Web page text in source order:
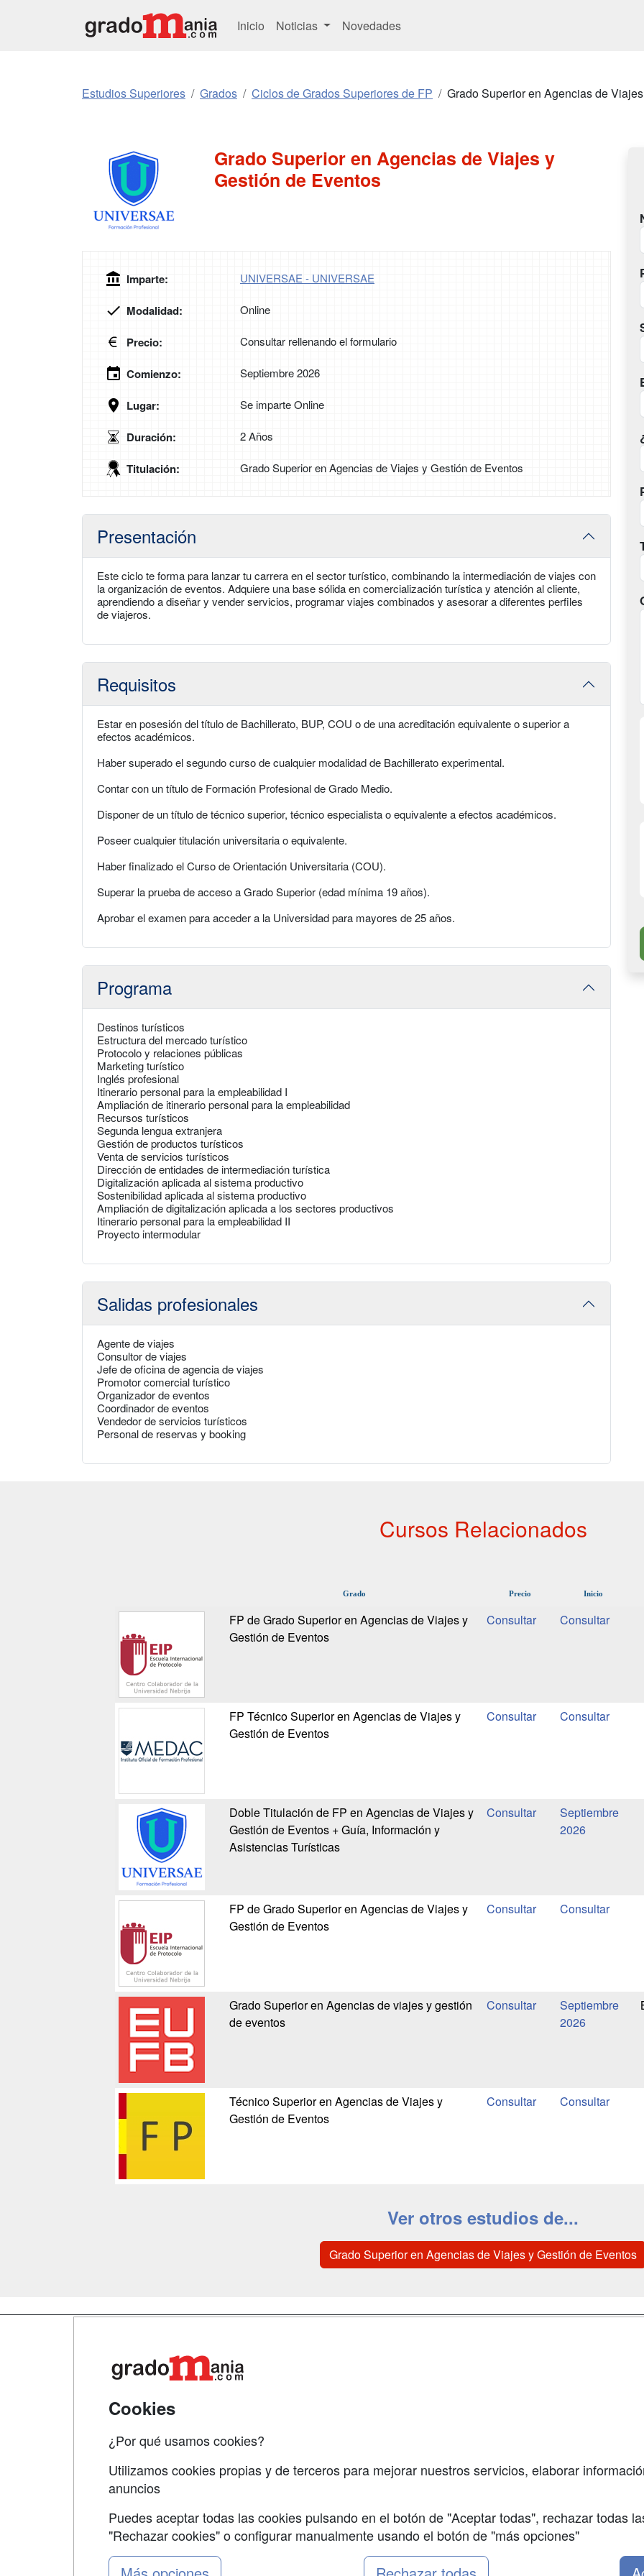
Inicio Noticias Novedades
Estudios Superiores Grados Ciclos de Grados Superiores de FP Grado Superior en Agencias de
Grado Superior en Agencias de Viajes y
Gestión de Eventos
Imparte: UNIVERSAE - UNIVERSAE
Modalidad: Online
Precio: Consultar rellenando el formulario
Comienzo: Septiembre 2026
Lugar: Se imparte Online
Duración: 2 Años
Titulación: Grado Superior en Agencias de Viajes y Gestión de Eventos
Presentación
Este ciclo te forma para lanzar tu carrera en el sector turístico, combinando la intermediación de viajes con
la organización de eventos. Adquiere una base sólida en comercialización turística y atención al cliente,
aprendiendo a diseñar y vender servicios, programar viajes combinados y asesorar a diferentes perfiles
de viajeros.
Requisitos
Estar en posesión del título de Bachillerato, BUP, COU o de una acreditación equivalente o superior a
efectos académicos.
Haber superado el segundo curso de cualquier modalidad de Bachillerato experimental.
Contar con un título de Formación Profesional de Grado Medio.
Disponer de un título de técnico superior, técnico especialista o equivalente a efectos académicos.
Poseer cualquier titulación universitaria o equivalente.
Haber finalizado el Curso de Orientación Universitaria (COU).
Superar la prueba de acceso a Grado Superior (edad mínima 19 años).
Aprobar el examen para acceder a la Universidad para mayores de 25 años.
Programa
Destinos turísticos
Estructura del mercado turístico
Protocolo y relaciones públicas
Marketing turístico
Inglés profesional
Itinerario personal para la empleabilidad I
Ampliación de itinerario personal para la empleabilidad
Recursos turísticos
Segunda lengua extranjera
Gestión de productos turísticos
Venta de servicios turísticos
Dirección de entidades de intermediación turística
Digitalización aplicada al sistema productivo
Sostenibilidad aplicada al sistema productivo
Ampliación de digitalización aplicada a los sectores productivos
Itinerario personal para la empleabilidad II
Proyecto intermodular
Salidas profesionales
Agente de viajes
Consultor de viajes
Jefe de oficina de agencia de viajes
Promotor comercial turístico
Organizador de eventos
Coordinador de eventos
Vendedor de servicios turísticos
Personal de reservas y booking
Cursos Relacionados
Grado Precio Inicio
FP de Grado Superior en Agencias de Viajes y
Gestión de Eventos
FP Técnico Superior en Agencias de Viajes y
Gestión de Eventos
Doble Titulación de FP en Agencias de Viajes y
Gestión de Eventos + Guía, Información y
Asistencias Turísticas
Septiembre
2026
FP de Grado Superior en Agencias de Viajes y
Gestión de Eventos
Grado Superior en Agencias de viajes y gestión
de eventos
Septiembre
2026
Técnico Superior en Agencias de Viajes y
Gestión de Eventos
Ver otros estudios de...
Grado Superior en Agencias de Viajes y Gestión de Eventos
Grupo formazion:
Cookies
¿Por qué usamos cookies?
Utilizamos cookies propias y de terceros para mejorar nuestros servicios, elaborar
anuncios
Puedes aceptar todas las cookies pulsando en el botón de "Aceptar todas", rechazar todas
"Rechazar cookies" o configurar manualmente usando el botón de "más opciones"